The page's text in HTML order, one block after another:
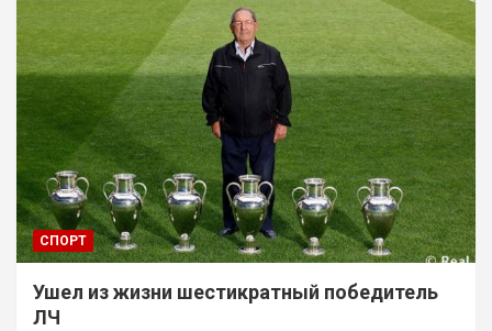
СПОРТ
Ушел из жизни шестикратный победитель
ЛЧ